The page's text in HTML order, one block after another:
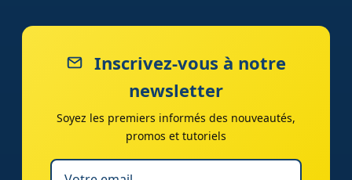
Inscrivez-vous à notre
newsletter
Soyez les premiers informés des nouveautés,
promos et tutoriels